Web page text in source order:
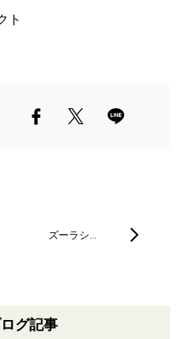
ト
ズーラシ…
グ記事